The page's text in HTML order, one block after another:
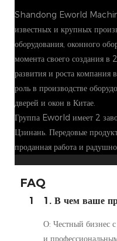
Shandong Eworld
известных и крупных
оборудования, оконного
момента своего создания
развития и роста компания
роль в производстве
дверей и окон в Китае.
Группа Eworld имеет 2
Цзинань. Передовые
проданная работа и
FAQ
1 1. В чем ваше
О: Честный бизнес
и